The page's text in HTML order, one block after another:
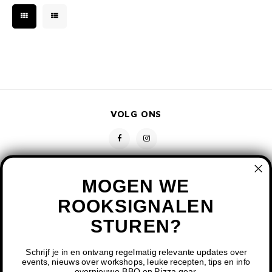
VOLG ONS
KLANTENSERVICE
MOGEN WE
ROOKSIGNALEN
STUREN?
Schrijf je in en ontvang regelmatig relevante updates over
events, nieuws over workshops, leuke recepten, tips en info